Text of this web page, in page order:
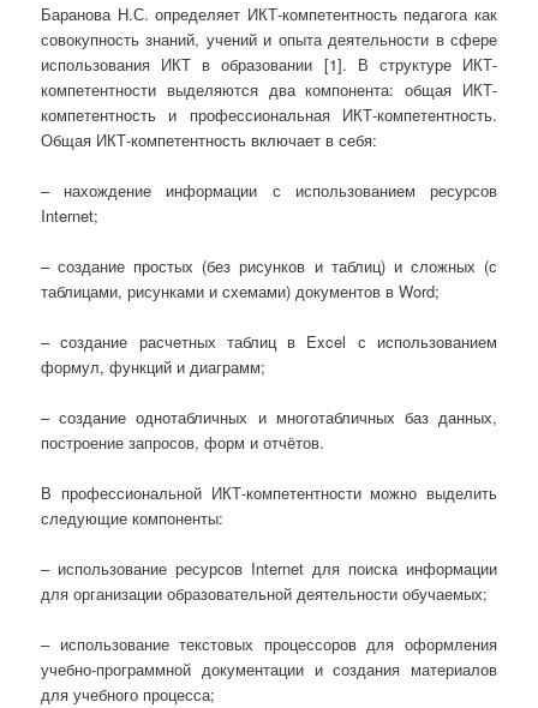
Баранова Н.С. определяет ИКТ-компетентность педагога как
совокупность знаний, учений и опыта деятельности в сфере
использования ИКТ в образовании [1]. В структуре ИКТ-
компетентности выделяются два компонента: общая ИКТ-
компетентность и профессиональная ИКТ-компетентность.
Общая ИКТ-компетентность включает в себя:
– нахождение информации с использованием ресурсов
Internet;
– создание простых (без рисунков и таблиц) и сложных (с
таблицами, рисунками и схемами) документов в Word;
– создание расчетных таблиц в Excel с использованием
формул, функций и диаграмм;
– создание однотабличных и многотабличных баз данных,
построение запросов, форм и отчётов.
В профессиональной ИКТ-компетентности можно выделить
следующие компоненты:
– использование ресурсов Internet для поиска информации
для организации образовательной деятельности обучаемых;
– использование текстовых процессоров для оформления
учебно-программной документации и создания материалов
для учебного процесса;